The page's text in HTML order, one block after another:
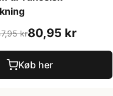
kr80,95 kr
Køb her